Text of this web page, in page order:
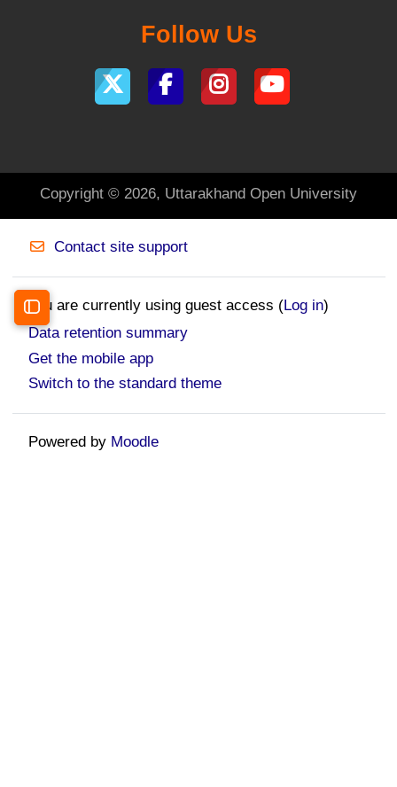
Open course index
Follow Us
Copyright © 2026, Uttarakhand Open University
Contact site support
You are currently using guest access (Log in)
Data retention summary
Get the mobile app
Switch to the standard theme
Powered by Moodle